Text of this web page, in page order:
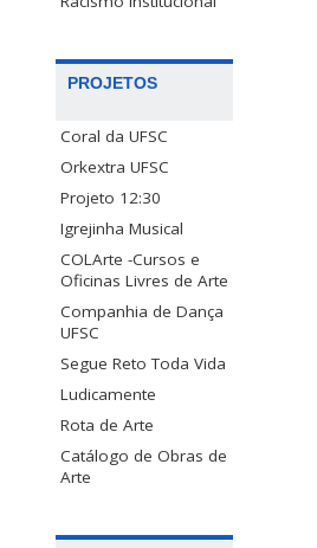
PROJETOS
Coral da UFSC
Orkextra UFSC
Projeto 12:30
Igrejinha Musical
COLArte -Cursos e
Oficinas Livres de Arte
Companhia de Dança
UFSC
Segue Reto Toda Vida
Ludicamente
Rota de Arte
Catálogo de Obras de
Arte